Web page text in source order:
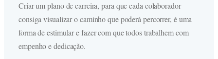
Criar um plano de carreira, para que cada colaborador
consiga visualizar o caminho que poderá percorrer, é uma
forma de estimular e fazer com que todos trabalhem com
empenho e dedicação.